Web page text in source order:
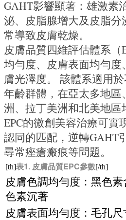
GAHT影響顯著：雄激素
泌、皮脂腺增大及皮脂分
常導致皮膚乾燥。
皮膚品質四維評估體系（
均勻度、皮膚表面均勻度
膚光澤度。 該體系適用
年齡群體，在亞太多地區
洲、拉丁美洲和北美地區
EPC的微創美容治療可實
認同的匹配，逆轉GAHT
尋常痤瘡瘢痕等問題。
[th]表1. 皮膚品質EPC參數[/th]
皮膚色調均勻度：黑色素
色素沉著
皮膚表面均勻度：毛孔尺